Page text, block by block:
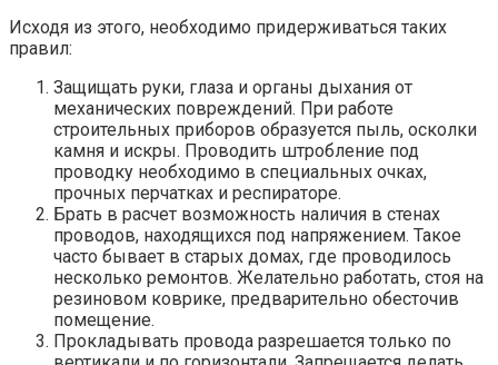
Исходя из этого, необходимо придерживаться таких
правил:
Защищать руки, глаза и органы дыхания от
механических повреждений. При работе
строительных приборов образуется пыль, осколки
камня и искры. Проводить штробление под
проводку необходимо в специальных очках,
прочных перчатках и респираторе.
Брать в расчет возможность наличия в стенах
проводов, находящихся под напряжением. Такое
часто бывает в старых домах, где проводилось
несколько ремонтов. Желательно работать, стоя на
резиновом коврике, предварительно обесточив
помещение.
Прокладывать провода разрешается только по